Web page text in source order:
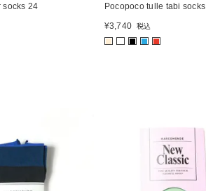
socks 24
Pocopoco tulle tabi socks
¥3,740 税込
■ ■ ■ ■